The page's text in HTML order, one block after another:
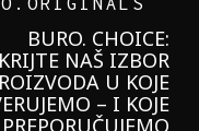
GARNIER KREMU I
NIKADA NIŠTA
LAGANIJE NISAM
KORISTILA